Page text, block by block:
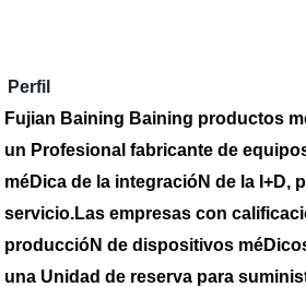
Perfil
Fujian Baining Baining productos
un Profesional fabricante de
méDica de la integracióN de la I+D,
servicio.Las empresas con
produccióN de dispositivos
una Unidad de reserva para